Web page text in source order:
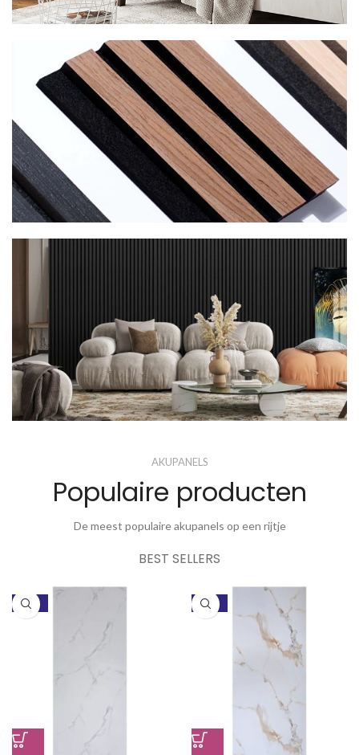
Dé favoriet
Akupanel 270x60cm
‘Gerookt Walnoot’
Bestel nu
Welke kleur is
match?
Samples bestellen
scherp
geprijsd
AKUPANELS
Populaire producten
De meest populaire akupanels op een rijtje
BEST SELLERS
-45% -45%